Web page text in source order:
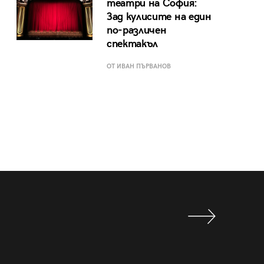
театри на София:
Зад кулисите на един
по-различен
спектакъл
ОТ ИВАН ПЪРВАНОВ